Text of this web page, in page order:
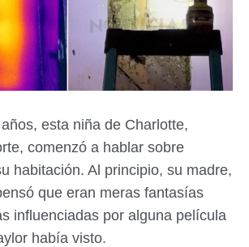
esta niña de Charlotte,
comenzó a hablar sobre
habitación. Al principio, su madre,
que eran meras fantasías
influenciadas por alguna película
había visto.